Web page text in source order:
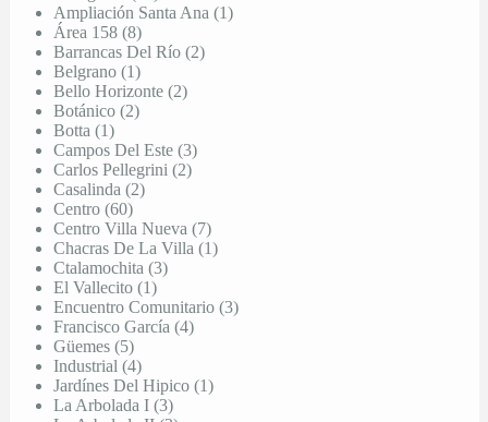
Ampliación Santa Ana (1)
Área 158 (8)
Barrancas Del Río (2)
Belgrano (1)
Bello Horizonte (2)
Botánico (2)
Botta (1)
Campos Del Este (3)
Carlos Pellegrini (2)
Casalinda (2)
Centro (60)
Centro Villa Nueva (7)
Chacras De La Villa (1)
Ctalamochita (3)
El Vallecito (1)
Encuentro Comunitario (3)
Francisco García (4)
Güemes (5)
Industrial (4)
Jardínes Del Hipico (1)
La Arbolada I (3)